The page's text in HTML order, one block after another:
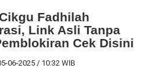
Fadhilah
Link Asli Tanpa
Cek Disini
06-2025/ 10:32 WIB